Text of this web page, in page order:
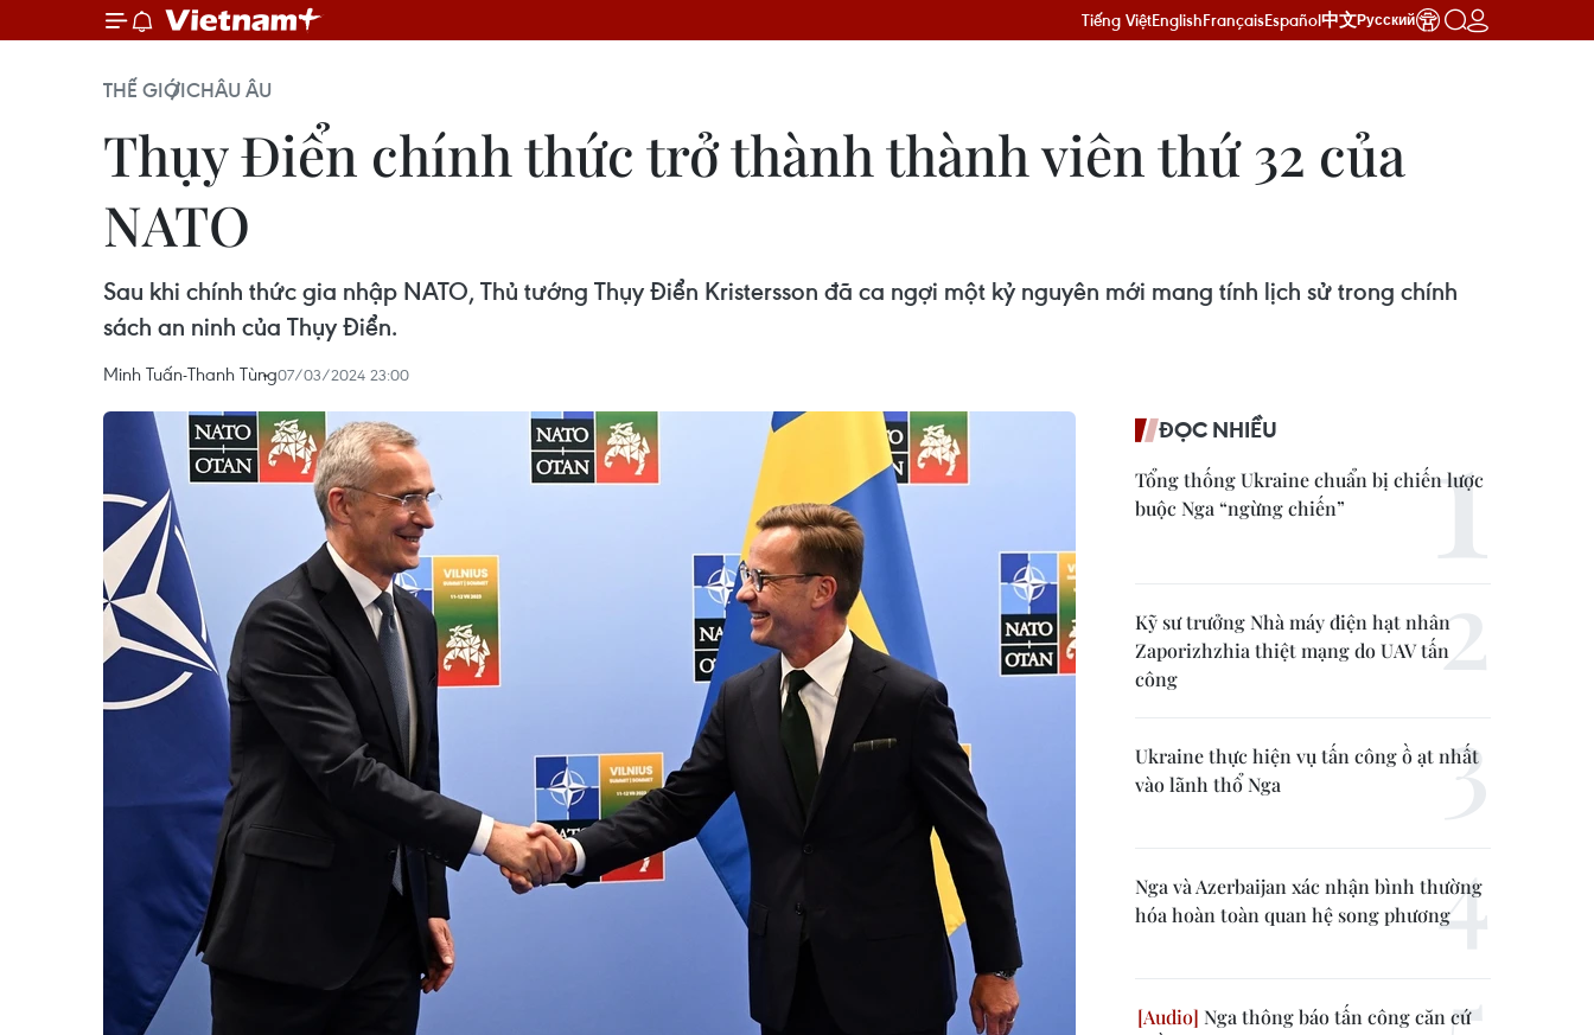
Tiếng ViệtEnglishFrançaisEspañol中文Русский
THẾ GIỚICHÂU ÂU
Thụy Điển chính thức trở thành thành viên thứ 32 của
NATO
Sau khi chính thức gia nhập NATO, Thủ tướng Thụy Điển Kristersson đã ca ngợi một kỷ nguyên mới mang tính lịch sử trong chính
sách an ninh của Thụy Điển.
Minh Tuấn-Thanh Tùng07/03/2024 23:00
ĐỌC NHIỀU
Tổng thống Ukraine chuẩn bị chiến lược
buộc Nga “ngừng chiến”
Kỹ sư trưởng Nhà máy điện hạt nhân
Zaporizhzhia thiệt mạng do UAV tấn
công
Ukraine thực hiện vụ tấn công ồ ạt nhất
vào lãnh thổ Nga
Nga và Azerbaijan xác nhận bình thường
hóa hoàn toàn quan hệ song phương
Nga thông báo tấn công căn cứ